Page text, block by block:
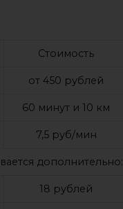
Стоимость
от 450 рублей
60 минут и 10 км
7,5 руб/мин
дополнительно:
18 рублей